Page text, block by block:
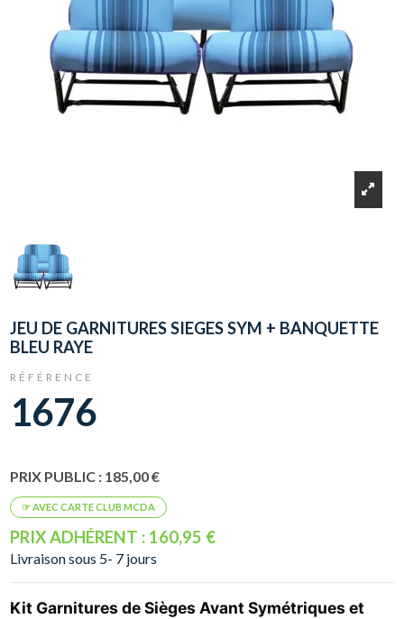
JEU DE GARNITURES SIEGES SYM + BANQUETTE
BLEU RAYE
RÉFÉRENCE
1676
PRIX PUBLIC : 185,00 €
PRIX ADHÉRENT : 160,95 €
Livraison sous 5- 7 jours
Kit Garnitures de Sièges Avant Symétriques et